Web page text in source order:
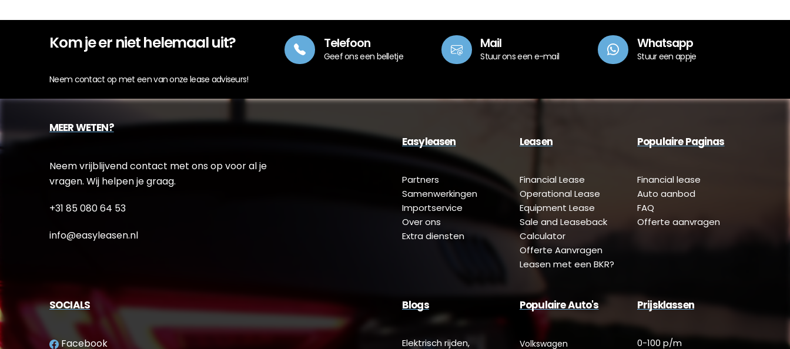
Kom je er niet helemaal uit?
Neem contact op met een van onze lease adviseurs!
Telefoon
Geef ons een belletje
Mail
Stuur ons een e-mail
Whatsapp
Stuur een appje
MEER WETEN?
Neem vrijblijvend contact met ons op voor al je
vragen. Wij helpen je graag.
+31 85 080 64 53
info@easyleasen.nl
Easyleasen
Partners
Samenwerkingen
Importservice
Over ons
Extra diensten
Leasen
Financial Lease
Operational Lease
Equipment Lease
Sale and Leaseback
Calculator
Offerte Aanvragen
Leasen met een BKR?
Populaire Paginas
Financial lease
Auto aanbod
FAQ
Offerte aanvragen
SOCIALS
Facebook
Blogs
Elektrisch rijden,
Populaire Auto's
Volkswagen
Prijsklassen
0-100 p/m